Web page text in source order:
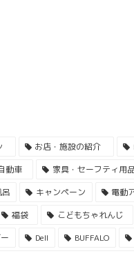
お店・施設の紹介
動車 家具・セーフティ用
キャンペーン 電動
福袋 こどもちゃれんじ
Dell BUFFALO